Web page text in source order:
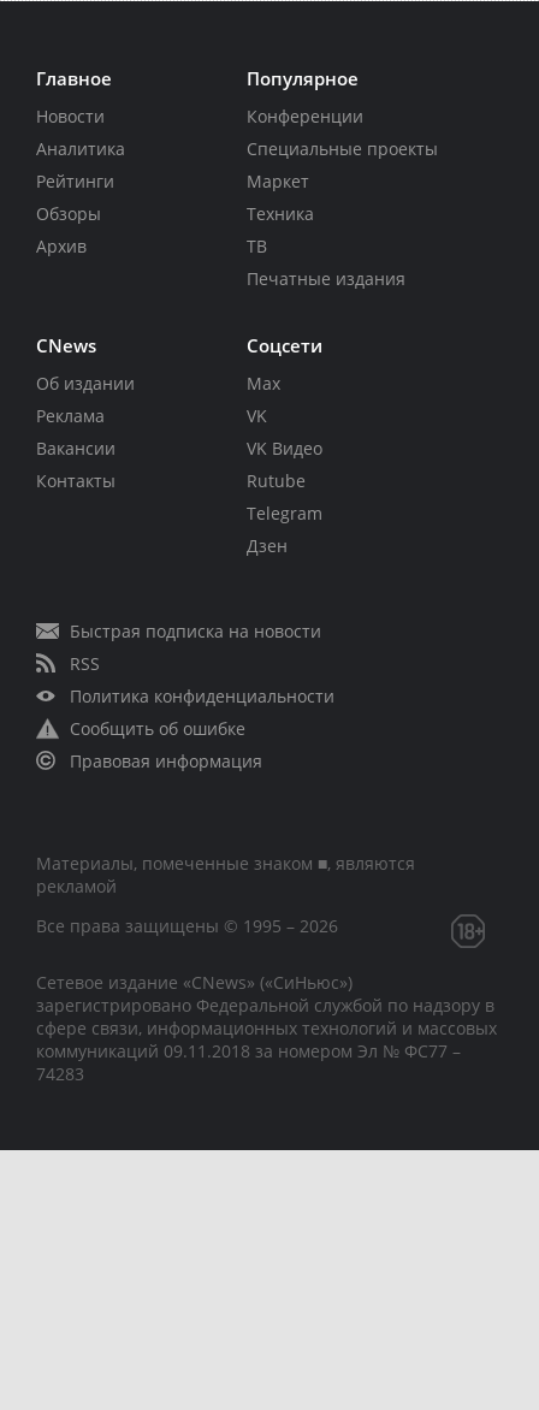
Главное
Новости
Аналитика
Рейтинги
Обзоры
Архив
Популярное
Конференции
Специальные проекты
Маркет
Техника
ТВ
Печатные издания
CNews
Об издании
Реклама
Вакансии
Контакты
Соцсети
Max
VK
VK Видео
Rutube
Telegram
Дзен
Быстрая подписка на новости
RSS
Политика конфиденциальности
Сообщить об ошибке
Правовая информация
Материалы, помеченные знаком ■, являются
рекламой
Все права защищены © 1995 – 2026
Сетевое издание «CNews» («СиНьюс»)
зарегистрировано Федеральной службой по надзору в
сфере связи, информационных технологий и массовых
коммуникаций 09.11.2018 за номером Эл № ФС77 –
74283